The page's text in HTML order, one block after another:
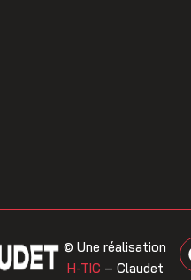
© Une réalisation
H-TIC – Claudet